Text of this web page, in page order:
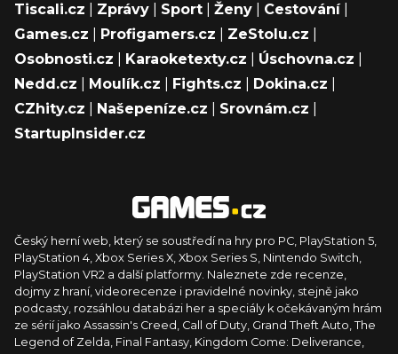
Tiscali.cz Zprávy Sport Ženy Cestování|
Games.cz
Profigamers.cz ZeStolu.cz
Osobnosti.cz
Karaoketexty.cz Úschovna.cz
Nedd.cz
Moulík.cz Fights.cz Dokina.cz
CZhity.cz
Našepeníze.cz Srovnám.cz
StartupInsider.cz
Český herní web, který se soustředí na hry pro PC, PlayStation 5,
PlayStation 4, Xbox Series X, Xbox Series S, Nintendo Switch,
PlayStation VR2 a další platformy. Naleznete zde recenze,
dojmy z hraní, videorecenze i pravidelné novinky, stejně jako
podcasty, rozsáhlou databázi her a speciály k očekávaným hrám
ze sérií jako Assassin's Creed, Call of Duty, Grand Theft Auto, The
Legend of Zelda, Final Fantasy, Kingdom Come: Deliverance,